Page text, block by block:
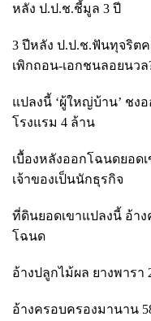
หลัง ป.ป.ช.ชี้มูล 3 ปี
3 ปีหลัง ป.ป.ช.ฟันทุจริต
เพิกถอน-เอกชนลอยนวล
แปลงนี้ ‘ผู้ใหญ่บ้าน’ ชง
โรงแรม 4 ล้าน
เบื้องหลังออกโฉนดยอด
เจ้าของเป็นนักธุรกิจ
ที่ดินยอดเขาแปลงนี้ อ้า
โฉนด
อ้างปลูกไม้ผล ยางพารา
อ้างครอบครองมานาน